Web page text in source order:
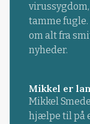
tamme
om alt fra
nyheder.
Mikkel er
Mikkel
hjælpe til på